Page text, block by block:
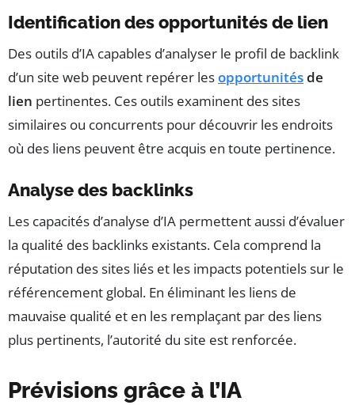
Identification des opportunités de lien
Des outils d’IA capables d’analyser le profil de backlink
d’un site web peuvent repérer lesopportunitésde
lien pertinentes. Ces outils examinent des sites
similaires ou concurrents pour découvrir les endroits
où des liens peuvent être acquis en toute pertinence.
Analyse des backlinks
Les capacités d’analyse d’IA permettent aussi d’évaluer
la qualité des backlinks existants. Cela comprend la
réputation des sites liés et les impacts potentiels sur le
référencement global. En éliminant les liens de
mauvaise qualité et en les remplaçant par des liens
plus pertinents, l’autorité du site est renforcée.
Prévisions grâce à l’IA